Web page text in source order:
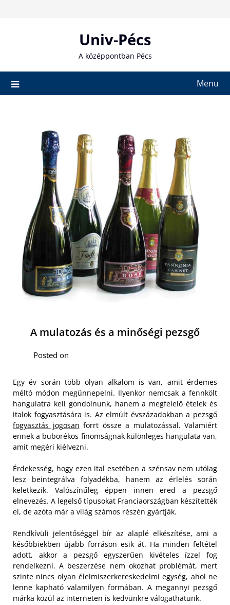
Univ-Pécs
A középpontban Pécs
Menu
A mulatozás és a minőségi pezsgő
Posted on
Egy év során több olyan alkalom is van, amit érdemes
méltó módon megünnepelni. Ilyenkor nemcsak a fennkölt
hangulatra kell gondolnunk, hanem a megfelelő ételek és
italok fogyasztására is. Az elmúlt évszázadokban a pezsgő
fogyasztás jogosan forrt össze a mulatozással. Valamiért
ennek a buborékos finomságnak különleges hangulata van,
amit megéri kiélvezni.
Érdekesség, hogy ezen ital esetében a szénsav nem utólag
lesz beintegrálva folyadékba, hanem az érlelés során
keletkezik. Valószínűleg éppen innen ered a pezsgő
elnevezés. A legelső típusokat Franciaországban készítették
el, de azóta már a világ számos részén gyártják.
Rendkívüli jelentőséggel bír az alaplé elkészítése, ami a
későbbiekben újabb forráson esik át. Ha minden feltétel
adott, akkor a pezsgő egyszerűen kivételes ízzel fog
rendelkezni. A beszerzése nem okozhat problémát, mert
szinte nincs olyan élelmiszerkereskedelmi egység, ahol ne
lenne kapható valamilyen formában. A megannyi pezsgő
márka közül az interneten is kedvünkre válogathatunk.